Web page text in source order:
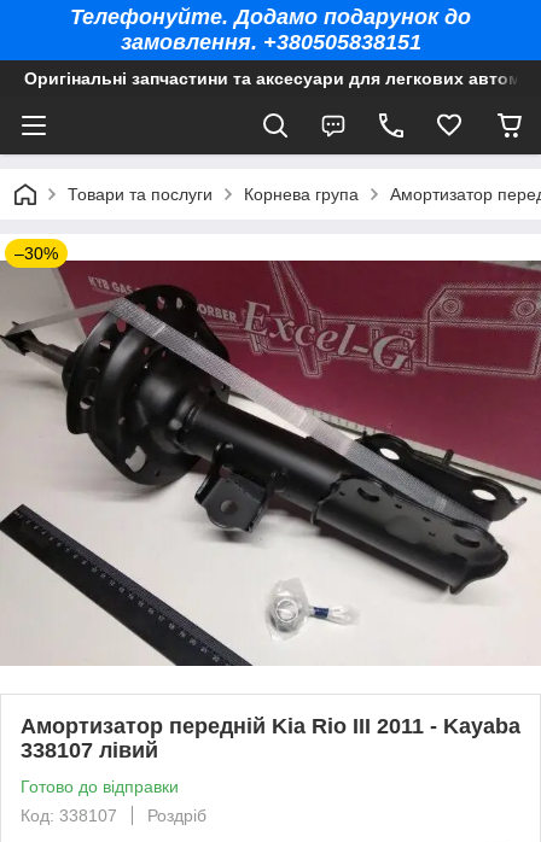
Телефонуйте. Додамо подарунок до
замовлення. +380505838151
Оригінальні запчастини та аксесуари для легкових
Товари та послуги Корнева група Амортизатор
–30%
Амортизатор передній Kia Rio III 2011 - Kayaba
338107 лівий
Готово до відправки
Код: 338107
Роздріб